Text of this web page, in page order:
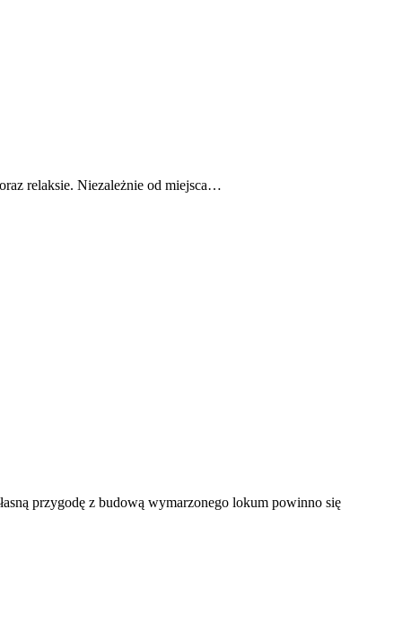
relaksie. Niezależnie od miejsca…
przygodę z budową wymarzonego lokum powinno się